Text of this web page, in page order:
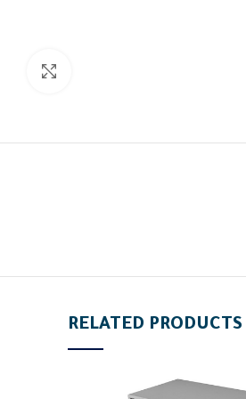
RELATED PRODUCTS